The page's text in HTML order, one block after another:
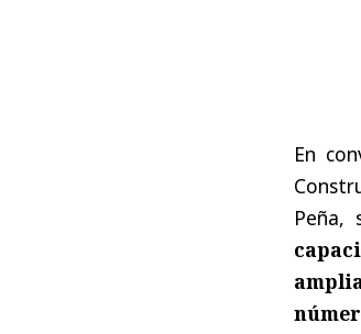
En
Peña,